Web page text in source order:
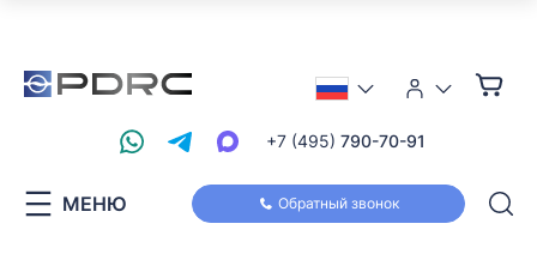
Обратный звонок
+7 (495) 790-70-91
МЕНЮ